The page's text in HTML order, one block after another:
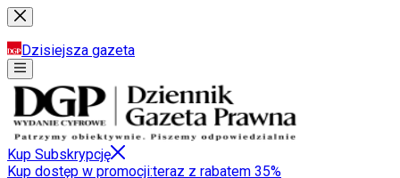
Dzisiejsza gazeta
Kup Subskrypcję
Kup dostęp w promocji:teraz z rabatem 35%